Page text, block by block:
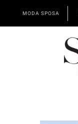
MODA SPOSA